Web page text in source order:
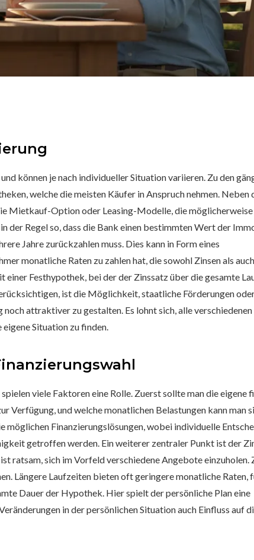
können je nach individueller Situation variieren. Zu den
welche die meisten Käufer in Anspruch nehmen. Neben
Mietkauf-Option oder Leasing-Modelle, die
der Regel so, dass die Bank einen bestimmten Wert der
Jahre zurückzahlen muss. Dies kann in Form eines
monatliche Raten zu zahlen hat, die sowohl Zinsen als
Festhypothek, bei der der Zinssatz über die gesamte
ist die Möglichkeit, staatliche Förderungen
noch attraktiver zu gestalten. Es lohnt sich, alle
Situation zu finden.
viele Faktoren eine Rolle. Zuerst sollte man die eigene
Verfügung, und welche monatlichen Belastungen kann man
Finanzierungslösungen, wobei individuelle
getroffen werden. Ein weiterer zentraler Punkt ist der
ratsam, sich im Vorfeld verschiedene Angebote einzuholen.
Längere Laufzeiten bieten oft geringere monatliche Raten,
Dauer der Hypothek. Hier spielt der persönliche Plan eine
in der persönlichen Situation auch Einfluss auf